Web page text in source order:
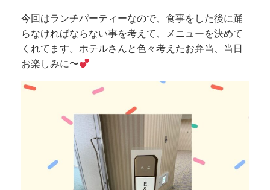
今回はランチパーティーなので、食事をした後に踊
らなければならない事を考えて、メニューを決めて
くれてます。ホテルさんと色々考えたお弁当、当日
お楽しみに〜